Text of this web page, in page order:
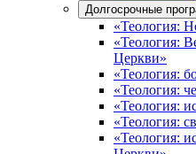
Долгосрочные
«Теология:
«Теология:
Церкви»
«Теология:
«Теология:
«Теология:
«Теология:
«Теология: